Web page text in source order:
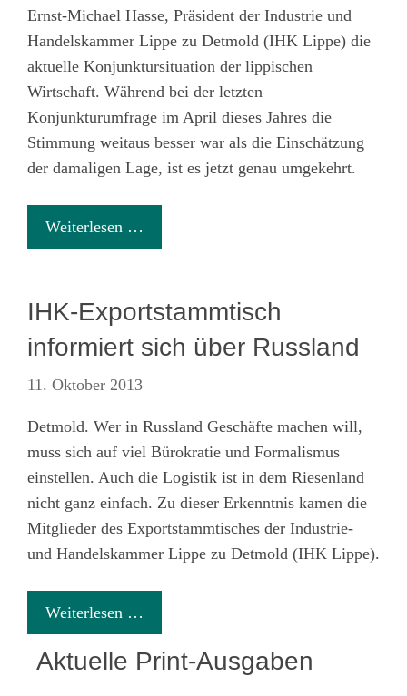
Ernst-Michael Hasse, Präsident der Industrie und
Handelskammer Lippe zu Detmold (IHK Lippe) die
aktuelle Konjunktursituation der lippischen
Wirtschaft. Während bei der letzten
Konjunkturumfrage im April dieses Jahres die
Stimmung weitaus besser war als die Einschätzung
der damaligen Lage, ist es jetzt genau umgekehrt.
Weiterlesen …
IHK-Exportstammtisch
informiert sich über Russland
11. Oktober 2013
Detmold. Wer in Russland Geschäfte machen will,
muss sich auf viel Bürokratie und Formalismus
einstellen. Auch die Logistik ist in dem Riesenland
nicht ganz einfach. Zu dieser Erkenntnis kamen die
Mitglieder des Exportstammtisches der Industrie-
und Handelskammer Lippe zu Detmold (IHK Lippe).
Weiterlesen …
Aktuelle Print-Ausgaben